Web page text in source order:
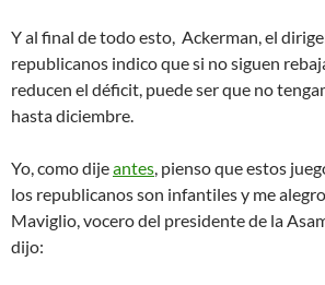
Y al final de todo esto, Ackerman, el
republicanos indico que si no siguen
reducen el déficit, puede ser que no
hasta diciembre.
Yo, como dijeantes, pienso que estos
los republicanos son infantiles y me
Maviglio, vocero del presidente de la
dijo: